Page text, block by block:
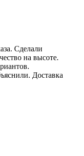
Сделали
на высоте.
Доставка